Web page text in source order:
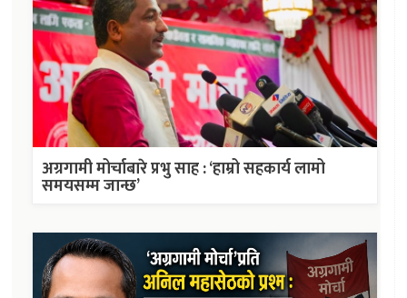
अग्रगामी मोर्चाबारे प्रभु साह : ‘हाम्रो सहकार्य लामो
समयसम्म जान्छ’